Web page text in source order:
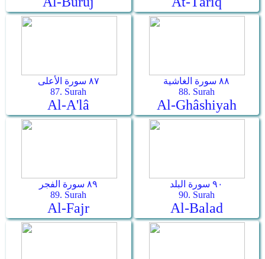
٨٧ سورة الأعلى
87. Surah
Al-A'lâ
٨٨ سورة الغاشية
88. Surah
Al-Ghâshiyah
٨٩ سورة الفجر
89. Surah
Al-Fajr
٩٠ سورة البلد
90. Surah
Al-Balad